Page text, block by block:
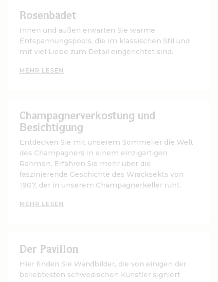
Rosenbadet
Innen und außen erwarten Sie warme
Entspannungspools, die im klassischen Stil und
mit viel Liebe zum Detail eingerichtet sind.
MEHR LESEN
Champagnerverkostung und
Besichtigung
Entdecken Sie mit unserem Sommelier die Welt
des Champagners in einem einzigartigen
Rahmen. Erfahren Sie mehr über die
faszinierende Geschichte des Wracksekts von
1907, der in unserem Champagnerkeller ruht.
MEHR LESEN
Der Pavillon
Hier finden Sie Wandbilder, die von einigen der
beliebtesten schwedischen Künstler signiert